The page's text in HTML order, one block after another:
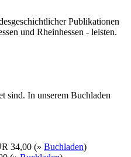
Publikationen
und Rheinhessen - leisten.
sind. In unserem Buchladen
34,00 (» Buchladen)